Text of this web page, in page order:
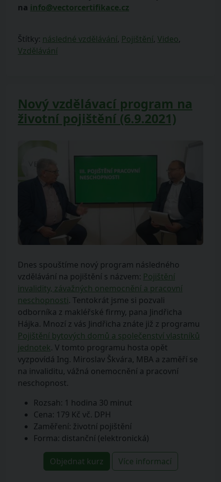
na info@vectorcertifikace.cz
Štítky: následné vzdělávání, Pojištění, Video,
Vzdělávání
Nový vzdělávací program na
životní pojištění (6.9.2021)
Dnes spouštíme nový program následného
vzdělávání na pojištění s názvem: Pojištění
invalidity, závažných onemocnění a pracovní
neschopnosti. Tentokrát jsme si pozvali
odborníka z makléřské firmy, pana Jindřicha
Hájka. Mnozí z vás Jindřicha znáte již z programu
Pojištění bytových domů a společenství vlastníků
jednotek. V tomto programu hosta opět
vyzpovídá Ing. Miroslav Škvára, MBA a zaměří se
na invaliditu, vážná onemocnění a pracovní
neschopnost.
Rozsah: 1 hodina 30 minut
Cena: 179 Kč vč. DPH
Zaměření: životní pojištění
Forma: distanční (elektronická)
Objednat kurz Více informací